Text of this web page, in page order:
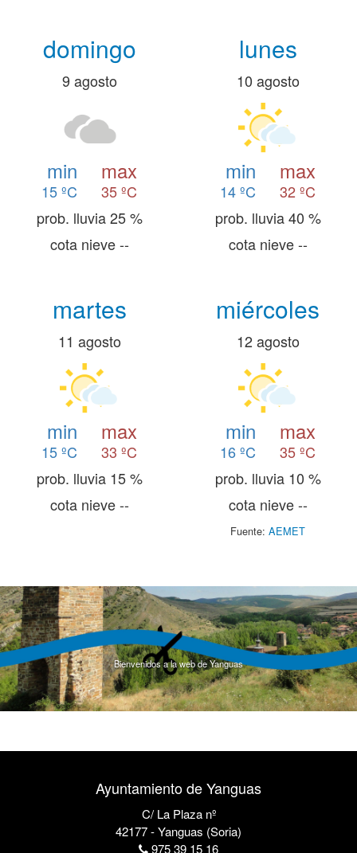
domingo
9 agosto
min
15 ºC
max
35 ºC
prob. lluvia 25 %
cota nieve --
lunes
10 agosto
min
14 ºC
max
32 ºC
prob. lluvia 40 %
cota nieve --
martes
11 agosto
min
15 ºC
max
33 ºC
prob. lluvia 15 %
cota nieve --
miércoles
12 agosto
min
16 ºC
max
35 ºC
prob. lluvia 10 %
cota nieve --
Fuente: AEMET
Bienvenidos a la web de Yanguas
Ayuntamiento de Yanguas
C/ La Plaza nº
42177 - Yanguas (Soria)
975 39 15 16